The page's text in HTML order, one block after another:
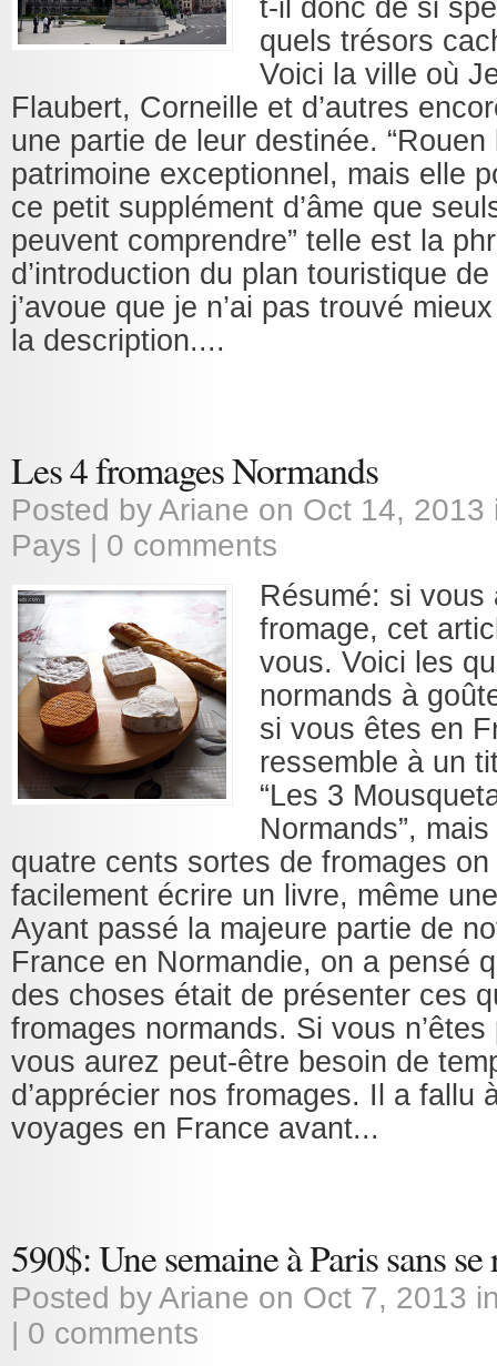
t-il donc de si
quels trésors
Voici la ville où
Flaubert, Corneille et d’autres
une partie de leur destinée. “Rouen
patrimoine exceptionnel, mais elle
ce petit supplément d’âme que
peuvent comprendre” telle est la
d’introduction du plan touristique
j’avoue que je n’ai pas trouvé
la description....
Les 4 fromages Normands
Posted byAriane on Oct 14,
Pays | 0 comments
Résumé: si vous
fromage, cet
vous. Voici les
normands à
si vous êtes en
ressemble à un
“Les 3
Normands”,
quatre cents sortes de fromages
facilement écrire un livre, même
Ayant passé la majeure partie de
France en Normandie, on a pensé
des choses était de présenter ces
fromages normands. Si vous
vous aurez peut-être besoin de
d’apprécier nos fromages. Il a fallu
voyages en France avant...
590$: Une semaine à Paris sans
Posted byAriane on Oct 7, 2013
| 0 comments